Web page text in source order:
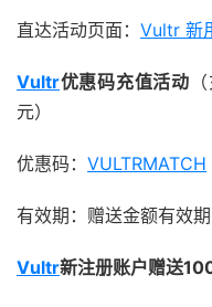
直达活动页面： Vultr 新
Vultr优惠码充值活动
元）
优惠码： VULTRMATCH
有效期：赠送金额有效期
Vultr新注册账户赠送